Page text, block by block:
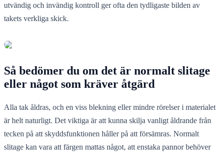
utvändig och invändig kontroll ger ofta den tydligaste bilden av
takets verkliga skick.
Så bedömer du om det är normalt slitage
eller något som kräver åtgärd
Alla tak åldras, och en viss blekning eller mindre rörelser i materialet
är helt naturligt. Det viktiga är att kunna skilja vanligt åldrande från
tecken på att skyddsfunktionen håller på att försämras. Normalt
slitage kan vara att färgen mattas något, att enstaka pannor behöver